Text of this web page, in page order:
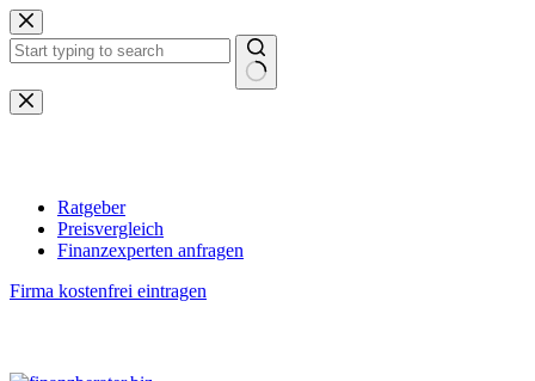
Zum
Inhalt
springen
Keine
Ergebnisse
Ratgeber
Preisvergleich
Finanzexperten anfragen
Firma kostenfrei eintragen